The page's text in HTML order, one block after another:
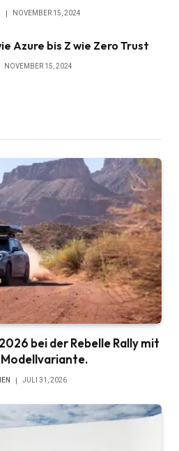
NOVEMBER 15, 2024
Azure bis Z wie Zero Trust
NOVEMBER 15, 2024
bei der Rebelle Rally mit
JULI 31, 2026